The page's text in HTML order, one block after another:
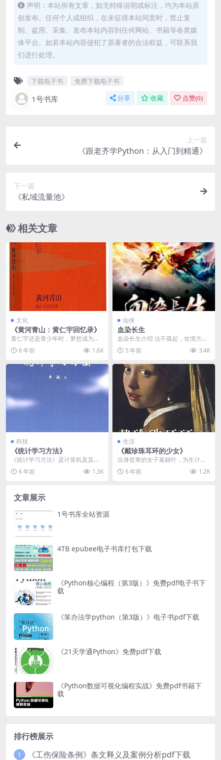
声明：本站所有文章，如无特殊说明或标注，均为本站原
创发布。任何个人或组织，在未征得本站同意时，禁止复
制、盗用、采集、发布本站内容到任何网站、书籍等各类媒
体平台。如若本站内容侵犯了原著者的合法权益，可联系我
们进行处理。
下载电子书 免费下载电子书
1号书库 分享 收藏 点赞(0)
上一篇
《跟老齐学Python：从入门到精通》
下一篇
《私域流量池》
相关文章
文化
《黄河青山：黄仁宇回忆录》
黄仁宇还是青少年时，梦想成为拿
破仑。数年后他发现自己在蒋介石
的军队中担任下级军官...
6 年前 1.6K
仙侠
血染长生
血染长生介绍 法不孤起，仗境方
生；道不虚行，遇缘则应。三度轮
回，只为重归故乡，夺...
5 年前 3.4K
科技
《统计学习方法》
《统计学习方法》是计算机及其应
用领域的一门重要的学科。《统计
学习方法》全面系统地...
6 年前 1.3K
生活
《戴珍珠耳环的少女》
出身贫寒的女子葛丽叶，为生计前
往画家维梅尔家中帮佣。葛丽叶视
男主人如诗如神，内心...
6 年前 1.2K
文章展示
1号书库全站资源
4TB epubee电子书库打包下载
《Python核心编程（第3版）》免费pdf电子书下
载
《笨办法学python（第3版）》电子书pdf下载
《21天学通Python》免费pdf下载
《Python数据可视化编程实战》免费pdf书籍下
载
排行榜展示
1 《工伤保险条例》条文释义及案例分析pdf下载